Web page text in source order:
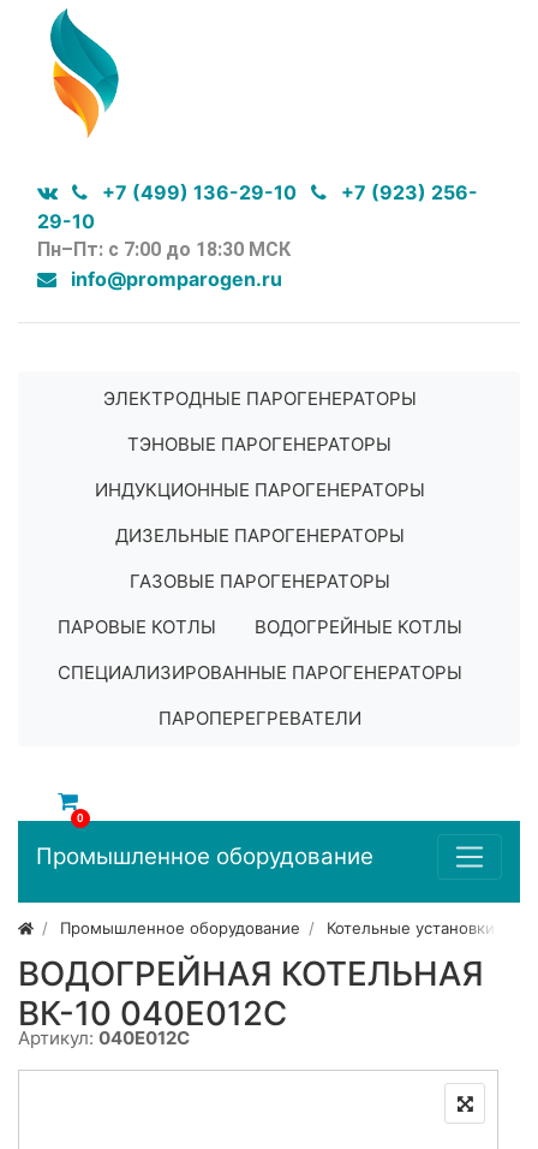
+7 (499) 136-29-10
+7 (923) 256-
29-10
Пн–Пт: с 7:00 до 18:30 МСК
info@promparogen.ru
ЭЛЕКТРОДНЫЕ ПАРОГЕНЕРАТОРЫ
ТЭНОВЫЕ ПАРОГЕНЕРАТОРЫ
ИНДУКЦИОННЫЕ ПАРОГЕНЕРАТОРЫ
ДИЗЕЛЬНЫЕ ПАРОГЕНЕРАТОРЫ
ГАЗОВЫЕ ПАРОГЕНЕРАТОРЫ
ПАРОВЫЕ КОТЛЫ
ВОДОГРЕЙНЫЕ КОТЛЫ
СПЕЦИАЛИЗИРОВАННЫЕ ПАРОГЕНЕРАТОРЫ
ПАРОПЕРЕГРЕВАТЕЛИ
0
Промышленное оборудование
Промышленное оборудование Котельные установки
ВОДОГРЕЙНАЯ КОТЕЛЬНАЯ
ВК-10 040E012C
Артикул: 040E012C